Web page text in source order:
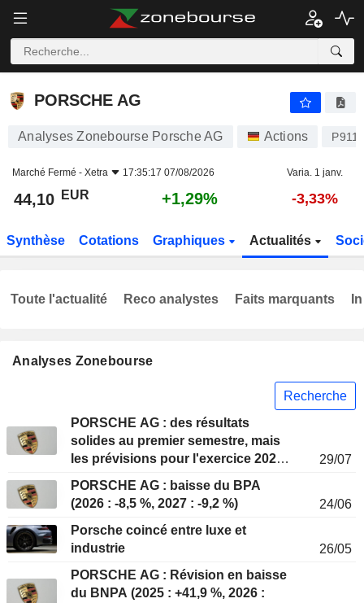
PORSCHE AG
PORSCHE AG
Analyses Zonebourse Porsche AG Actions P911
Marché Fermé - Xetra 17:35:17 07/08/2026 Varia. 1 janv.
44,10 EUR +1,29% -3,33%
Synthèse Cotations Graphiques Actualités
Analyses Zonebourse
Recherche
PORSCHE AG : des résultats
solides au premier semestre, mais
les prévisions pour l'exercice 2026
plus difficile
29/07
PORSCHE AG : baisse du BPA
(2026 : -8,5 %, 2027 : -9,2 %)
24/06
Porsche coincé entre luxe et
industrie
26/05
PORSCHE AG : Révision en baisse
du BNPA (2025 : +41,9 %, 2026 :
Toute l'actualité Reco analystes Faits marquants